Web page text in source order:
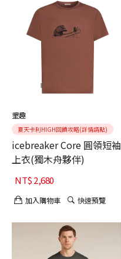
墾趣
夏天卡利HIGH回饋攻略(詳情請點)
icebreaker Core 圓領短袖
上衣(獨木舟夥伴)
NT$2,680
加入購物車 快速預覽